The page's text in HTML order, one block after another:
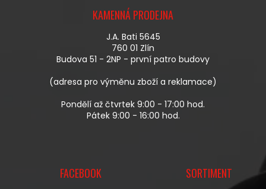
KAMENNÁ PRODEJNA
J.A. Bati 5645
760 01 Zlín
Budova 51 - 2NP - první patro budovy
(adresa pro výměnu zboží a reklamace)
Pondělí až čtvrtek 9:00 - 17:00 hod.
Pátek 9:00 - 16:00 hod.
FACEBOOK SORTIMENT